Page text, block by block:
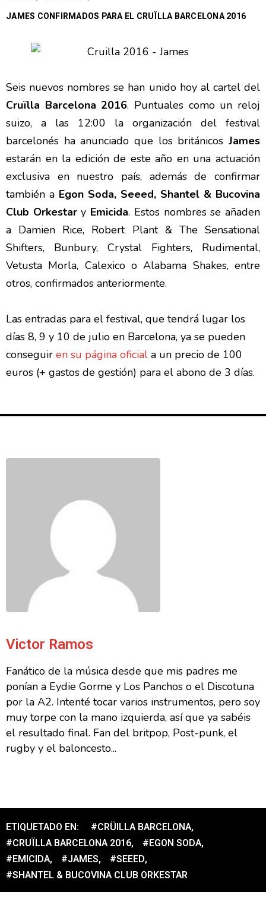
JAMES CONFIRMADOS PARA EL CRUÏLLA BARCELONA 2016
Seis nuevos nombres se han unido hoy al cartel del
Cruïlla Barcelona 2016. Puntuales como un reloj
suizo, a las 12:00 la organización del festival
barcelonés ha anunciado que los británicos James
estarán en la edición de este año en una actuación
exclusiva en nuestro país, además de confirmar
también a Egon Soda, Seeed, Shantel & Bucovina
Club Orkestary Emicida. Estos nombres se añaden
a Damien Rice, Robert Plant & The Sensational
Shifters, Bunbury, Crystal Fighters, Rudimental,
Vetusta Morla, Calexico o Alabama Shakes, entre
otros, confirmados anteriormente.
Las entradas para el festival, que tendrá lugar los
días 8, 9 y 10 de julio en Barcelona, ya se pueden
conseguir en su página oficial a un precio de 100
euros (+ gastos de gestión) para el abono de 3 días.
Victor Ramos
Fanático de la música desde que mis padres me
ponían a Eydie Gorme y Los Panchos o el Discotuna
por la A2. Intenté tocar varios instrumentos, pero soy
muy torpe con la mano izquierda, así que ya sabéis
el resultado final. Fan del britpop, Post-punk, el
rugby y el baloncesto...
ETIQUETADO EN: #CRÜILLA BARCELONA,
#CRUÏLLA BARCELONA 2016, #EGON SODA,
#EMICIDA, #JAMES, #SEEED,
#SHANTEL & BUCOVINA CLUB ORKESTAR